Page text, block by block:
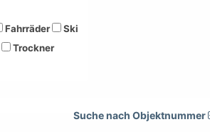
Fahrräder
Ski
Trockner
Suche nach Objektnummer